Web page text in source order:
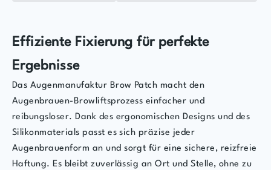
Effiziente Fixierung für perfekte
Ergebnisse
Das Augenmanufaktur Brow Patch macht den
Augenbrauen-Browliftsprozess einfacher und
reibungsloser. Dank des ergonomischen Designs und des
Silikonmaterials passt es sich präzise jeder
Augenbrauenform an und sorgt für eine sichere, reizfreie
Haftung. Es bleibt zuverlässig an Ort und Stelle, ohne zu